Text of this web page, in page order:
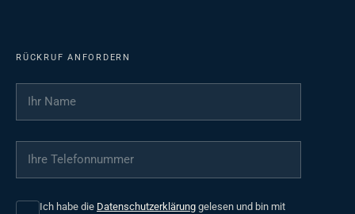
RÜCKRUF ANFORDERN
Ihr Name
Ihre Telefonnummer
Ich habe die Datenschutzerklärung gelesen und bin mit